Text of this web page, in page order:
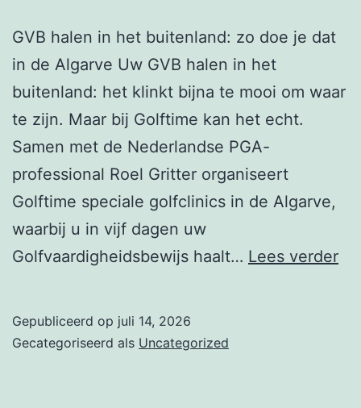
GVB halen in het buitenland: zo doe je dat
in de Algarve Uw GVB halen in het
buitenland: het klinkt bijna te mooi om waar
te zijn. Maar bij Golftime kan het echt.
Samen met de Nederlandse PGA-
professional Roel Gritter organiseert
Golftime speciale golfclinics in de Algarve,
waarbij u in vijf dagen uw
Golfvaardigheidsbewijs haalt… Lees verder
Gepubliceerd op juli 14, 2026
Gecategoriseerd als Uncategorized